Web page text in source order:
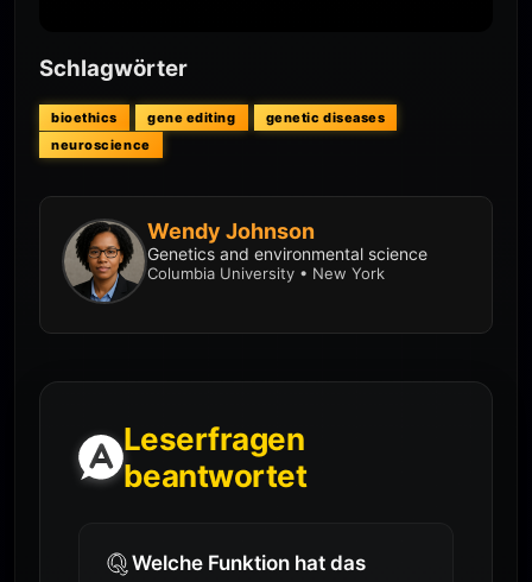
Schlagwörter
bioethics gene editing
genetic diseases
neuroscience
Wendy Johnson
Genetics and environmental science
Columbia University • New York
Leserfragen
beantwortet
Welche Funktion hat das